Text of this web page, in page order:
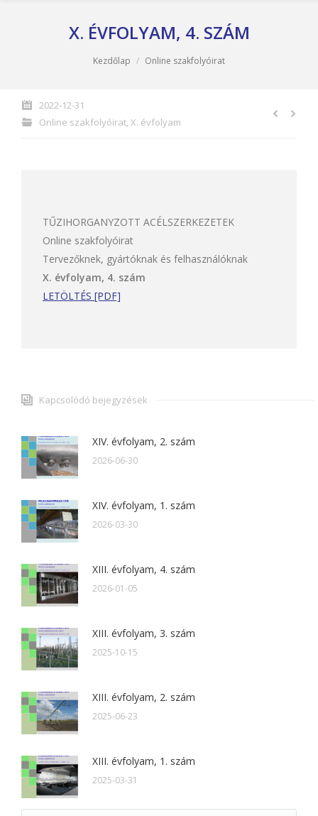
X. ÉVFOLYAM, 4. SZÁM
Kezdőlap Online szakfolyóirat
2022-12-31
Online szakfolyóirat, X. évfolyam
TŰZIHORGANYZOTT ACÉLSZERKEZETEK
Online szakfolyóirat
Tervezőknek, gyártóknak és felhasználóknak
X. évfolyam, 4. szám
LETÖLTÉS [PDF]
Kapcsolódó bejegyzések
XIV. évfolyam, 2. szám
2026-06-30
XIV. évfolyam, 1. szám
2026-03-30
XIII. évfolyam, 4. szám
2026-01-05
XIII. évfolyam, 3. szám
2025-10-15
XIII. évfolyam, 2. szám
2025-06-23
XIII. évfolyam, 1. szám
2025-03-31